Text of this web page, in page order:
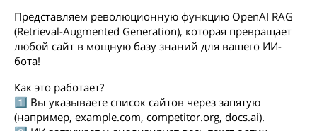
Представляем революционную функцию OpenAI RAG
(Retrieval-Augmented Generation), которая превращает
любой сайт в мощную базу знаний для вашего ИИ-
бота!
Как это работает?
1️⃣ Вы указываете список сайтов через запятую
(например, example.com, competitor.org, docs.ai).